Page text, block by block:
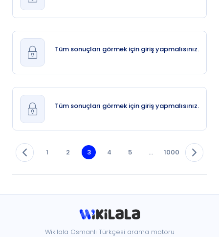
Tüm sonuçları görmek için giriş yapmalısınız.
Tüm sonuçları görmek için giriş yapmalısınız.
1 2 3 4 5 ... 1000
Wikilala Osmanlı Türkçesi arama motoru